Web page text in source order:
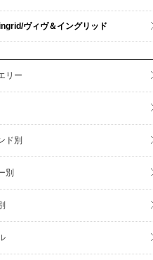
ヴィヴ＆イングリッド
リー
ド別
別